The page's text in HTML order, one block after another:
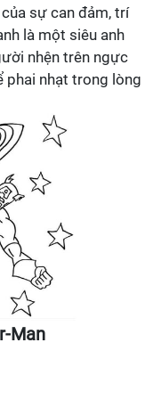
sự can đảm, trí
là một siêu anh
nhện trên ngực
phai nhạt trong lòng
Man